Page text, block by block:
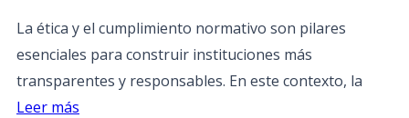
La ética y el cumplimiento normativo son pilares
esenciales para construir instituciones más
transparentes y responsables. En este contexto, la
Leer más